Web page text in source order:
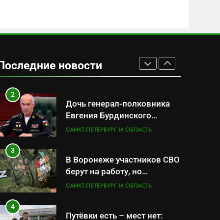
новости
данные о складах с
военной продукцией:
2
Дочь генерал-полковника
Евгения Бурдинского
оказывает платные услуги
САНКТ-ПЕТЕРБУРГ И ОБЛАСТЬ
3
В Воронеже участников СВО
берут на работу, но
удержаться удаётся не всем
САНКТ-ПЕТЕРБУРГ И ОБЛАСТЬ
4
Путёвки есть – мест нет: